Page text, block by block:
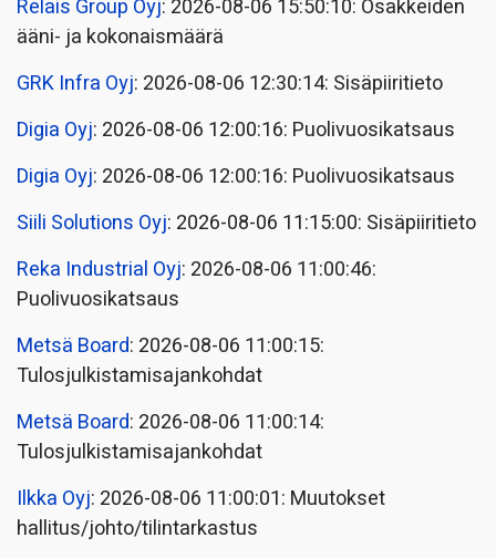
Relais Group Oyj: 2026-08-06 15:50:10: Osakkeiden
ääni- ja kokonaismäärä
GRK Infra Oyj: 2026-08-06 12:30:14: Sisäpiiritieto
Digia Oyj: 2026-08-06 12:00:16: Puolivuosikatsaus
Digia Oyj: 2026-08-06 12:00:16: Puolivuosikatsaus
Siili Solutions Oyj: 2026-08-06 11:15:00: Sisäpiiritieto
Reka Industrial Oyj: 2026-08-06 11:00:46:
Puolivuosikatsaus
Metsä Board: 2026-08-06 11:00:15:
Tulosjulkistamisajankohdat
Metsä Board: 2026-08-06 11:00:14:
Tulosjulkistamisajankohdat
Ilkka Oyj: 2026-08-06 11:00:01: Muutokset
hallitus/johto/tilintarkastus